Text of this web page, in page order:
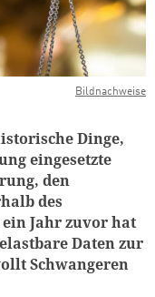
Bildnachweise
Dinge,
eingesetzte
den
des
Jahr zuvor hat
Datenzur
Schwangeren